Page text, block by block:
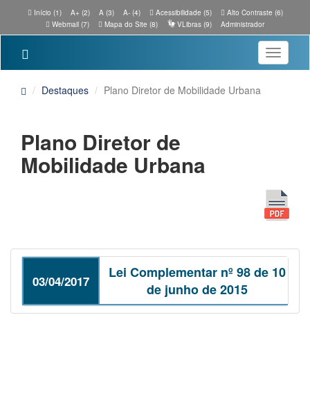
Início (1) A+ (2) A (3) A- (4) Acessibilidade (5)
Alto Contraste (6)
Webmail (7)
Mapa do Site (8) VLibras (9) Administrador
Toggle
Destaques Plano Diretor de Mobilidade Urbana
Plano Diretor de
Mobilidade Urbana
03/04/2017
Lei Complementar nº 98 de 10
de junho de 2015